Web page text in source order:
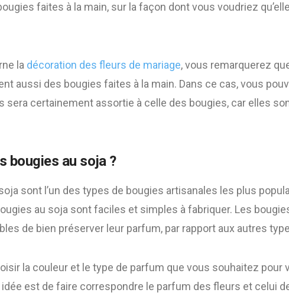
faites à la main, sur la façon dont vous voudriez
la décoration des fleurs de mariage, vous remarquerez
aussi des bougies faites à la main. Dans ce cas, vous
sera certainement assortie à celle des bougies, car elles
bougies au soja ?
sont l’un des types de bougies artisanales les plus
au soja sont faciles et simples à fabriquer. Les
de bien préserver leur parfum, par rapport aux autres
la couleur et le type de parfum que vous souhaitez pour
idée est de faire correspondre le parfum des fleurs et celui